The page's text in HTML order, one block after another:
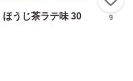
ほうじ茶ラテ味 30
9